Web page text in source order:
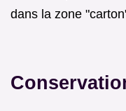
dans la zone